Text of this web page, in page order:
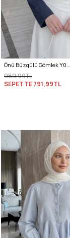
Önü Büzgülü Gömlek Y0125 - LACİVERT
989,99TL
SEPETTE791,99TL